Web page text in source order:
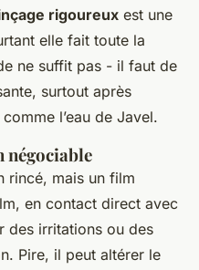
rigoureux est une
elle fait toute la
ne suffit pas - il faut de
surtout après
l’eau de Javel.
négociable
rincé, mais un film
en contact direct avec
des irritations ou des
Pire, il peut altérer le